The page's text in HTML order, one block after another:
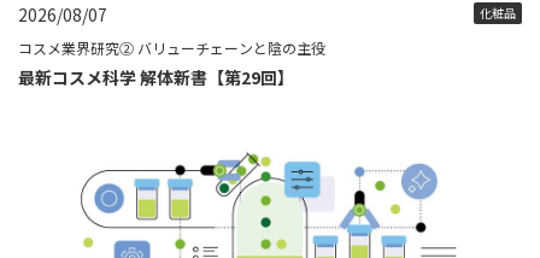
2026/08/07 化粧品
コスメ業界研究② バリューチェーンと陰の主役
最新コスメ科学 解体新書【第29回】